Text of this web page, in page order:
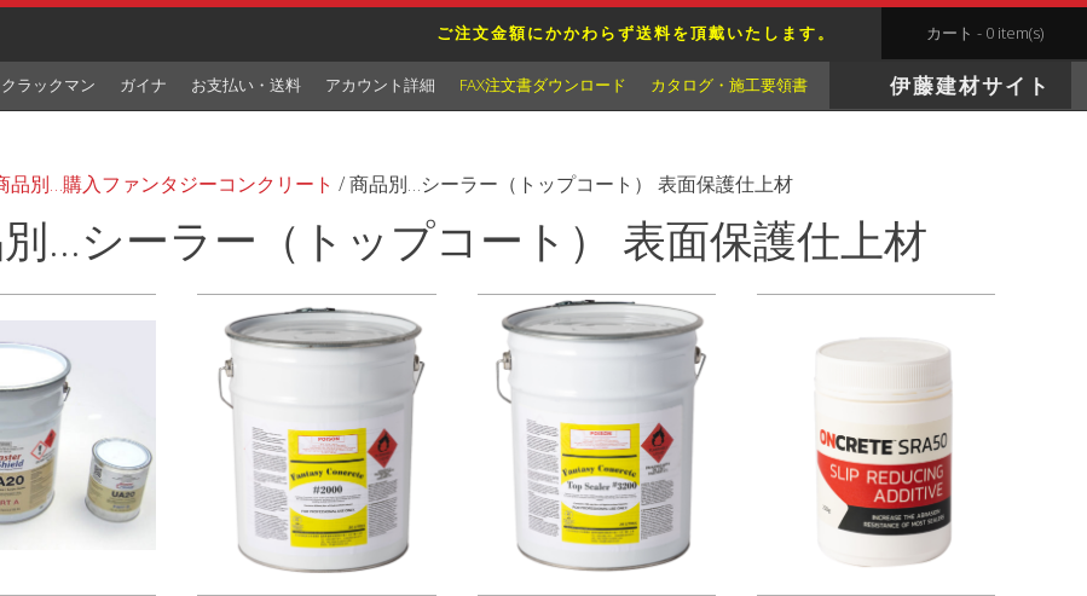
品別…購入ファンタジーコンクリート / 商品別…シーラー（トップコート） 表面保護仕上材
…シーラー（トップコート） 表面保護仕上材
示
ご注文金額にかかわらず送料を頂戴いたします。 カート - 0 item(s)
クラックマン ガイナ お支払い・送料 アカウント詳細 FAX注文書ダウンロード カタログ・施工要領書 伊藤建材サイト